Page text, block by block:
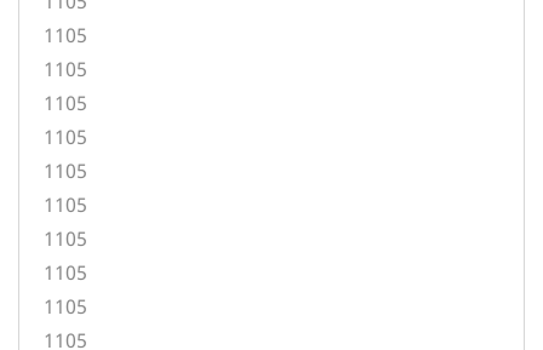
1105
1105
1105
1105
1105
1105
1105
1105
1105
1105